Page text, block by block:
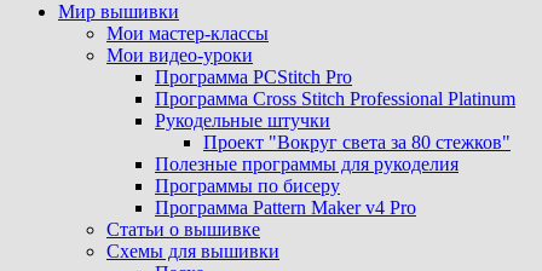
Мир вышивки
Мои мастер-классы
Мои видео-уроки
Программа PCStitch Pro
Программа Cross Stitch Professional Platinum
Рукодельные штучки
Проект "Вокруг света за 80 стежков"
Полезные программы для рукоделия
Программы по бисеру
Программа Pattern Maker v4 Pro
Статьи о вышивке
Схемы для вышивки